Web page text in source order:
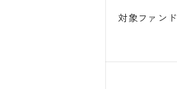
対象ファンド